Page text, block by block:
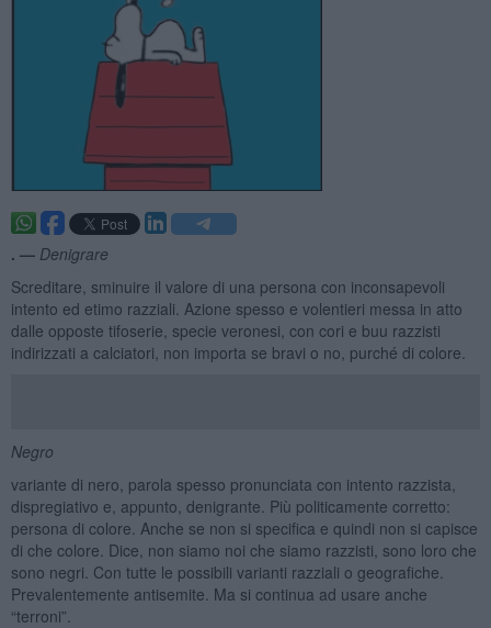
. — Denigrare
Screditare, sminuire il valore di una persona con inconsapevoli
intento ed etimo razziali. Azione spesso e volentieri messa in atto
dalle opposte tifoserie, specie veronesi, con cori e buu razzisti
indirizzati a calciatori, non importa se bravi o no, purché di colore.
Negro
variante di nero, parola spesso pronunciata con intento razzista,
dispregiativo e, appunto, denigrante. Più politicamente corretto:
persona di colore. Anche se non si specifica e quindi non si capisce
di che colore. Dice, non siamo noi che siamo razzisti, sono loro che
sono negri. Con tutte le possibili varianti razziali o geografiche.
Prevalentemente antisemite. Ma si continua ad usare anche
“terroni”.